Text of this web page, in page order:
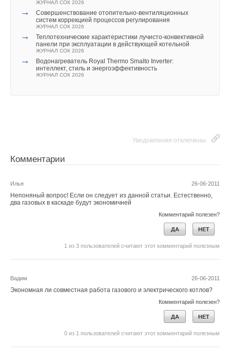
ЖУРНАЛ СОК 2026
→
Совершенствование отопительно-вентиляционных
систем коррекцией процессов регулирования
ЖУРНАЛ СОК 2026
→
Теплотехнические характеристики лучисто-конвективной
панели при эксплуатации в действующей котельной
ЖУРНАЛ СОК 2026
→
Водонагреватель Royal Thermo Smalto Inverter:
интеллект, стиль и энергоэффективность
ЖУРНАЛ СОК 2026
Уведомления отключены
Комментарии
26-06-2011
Илья
Непоняный вопрос! Если он следует из данной статьи. Естественно,
два газовых в каскаде будут экономичней
Комментарий полезен?
ДА НЕТ
1 из 3 пользователей считают этот комментарий полезным
26-06-2011
Вадим
Экономная ли совместная работа газового и электрического котлов?
Комментарий полезен?
ДА НЕТ
0 из 1 пользователей считают этот комментарий полезным